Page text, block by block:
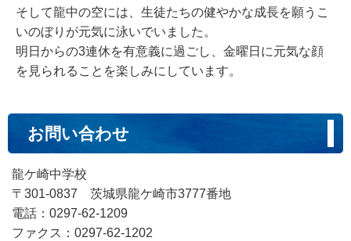
そして龍中の空には、生徒たちの健やかな成長を願うこ
いのぼりが元気に泳いでいました。
明日からの3連休を有意義に過ごし、金曜日に元気な顔
を見られることを楽しみにしています。
お問い合わせ
龍ケ崎中学校
〒301-0837 茨城県龍ケ崎市3777番地
電話：0297-62-1209
ファクス：0297-62-1202